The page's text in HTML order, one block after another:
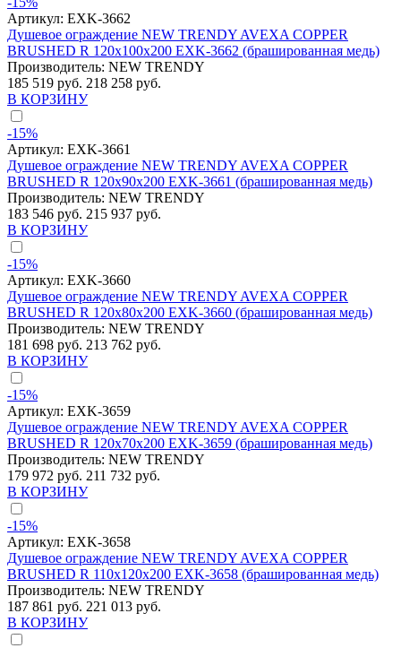
Артикул: EXK-3662
Душевое ограждение NEW TRENDY AVEXA COPPER
BRUSHED R 120x100x200 EXK-3662 (брашированная медь)
Производитель: NEW TRENDY
185 519 руб. 218 258 руб.
В КОРЗИНУ
-15%
Артикул: EXK-3661
Душевое ограждение NEW TRENDY AVEXA COPPER
BRUSHED R 120x90x200 EXK-3661 (брашированная медь)
Производитель: NEW TRENDY
183 546 руб. 215 937 руб.
В КОРЗИНУ
-15%
Артикул: EXK-3660
Душевое ограждение NEW TRENDY AVEXA COPPER
BRUSHED R 120x80x200 EXK-3660 (брашированная медь)
Производитель: NEW TRENDY
181 698 руб. 213 762 руб.
В КОРЗИНУ
-15%
Артикул: EXK-3659
Душевое ограждение NEW TRENDY AVEXA COPPER
BRUSHED R 120x70x200 EXK-3659 (брашированная медь)
Производитель: NEW TRENDY
179 972 руб. 211 732 руб.
В КОРЗИНУ
-15%
Артикул: EXK-3658
Душевое ограждение NEW TRENDY AVEXA COPPER
BRUSHED R 110x120x200 EXK-3658 (брашированная медь)
Производитель: NEW TRENDY
187 861 руб. 221 013 руб.
В КОРЗИНУ